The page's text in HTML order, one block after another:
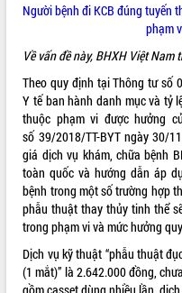
QUY HOẠCH - KẾ HOẠCH
Người bệnh đi KCB đúng tuyến
phạm
Về vấn đề này, BHXH Việt Nam
Theo quy định tại Thông tư số
Y tế ban hành danh mục và tỷ
thuộc phạm vi được hưởng
số 39/2018/TT-BYTngày 30/
giá dịch vụ khám, chữa bệnh
toàn quốc và hướng dẫn áp
bệnh trong một số trường hợp
phẫu thuật thay thủy tinh thể
trong phạm vi và mức hưởng
Dịch vụ kỹ thuật “phẫu thuật
(1 mắt)” là 2.642.000 đồng,